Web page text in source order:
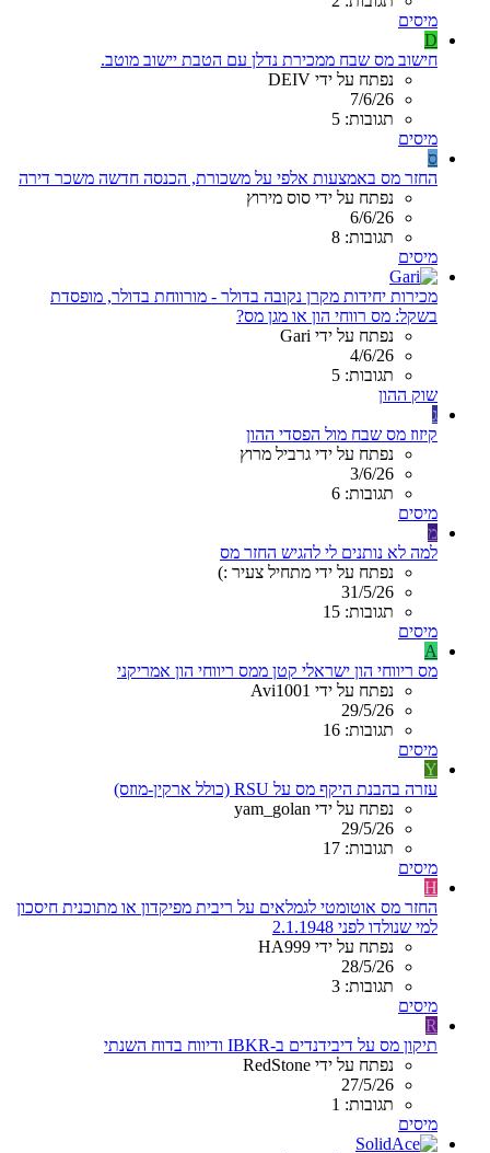
מיסים
D
חישוב מס שבח ממכירת נדלן עם הטבת יישוב מוטב.
נפתח על ידי DEIV
7/6/26
תגובות: 5
מיסים
ס
החזר מס באמצעות אלפי על משכורת, הכנסה חדשה משכר דירה
נפתח על ידי סוס מירוץ
6/6/26
תגובות: 8
מיסים
מכירות יחידות מקרן נקובה בדולר - מורווחת בדולר, מופסדת
בשקל: מס רווחי הון או מגן מס?
נפתח על ידי Gari
4/6/26
תגובות: 5
שוק ההון
ג
קיזוז מס שבח מול הפסדי ההון
נפתח על ידי גרביל מרוץ
3/6/26
תגובות: 6
מיסים
מ
למה לא נותנים לי להגיש החזר מס
נפתח על ידי מתחיל צעיר :)
31/5/26
תגובות: 15
מיסים
A
מס ריווחי הון ישראלי קטן ממס ריווחי הון אמריקני
נפתח על ידי Avi1001
29/5/26
תגובות: 16
מיסים
Y
עזרה בהבנת היקף מס על RSU (כולל ארקין-מוזס)
נפתח על ידי yam_golan
29/5/26
תגובות: 17
מיסים
H
החזר מס אוטומטי לגמלאים על ריבית מפיקדון או מתוכנית חיסכון
למי שנולדו לפני 2.1.1948
נפתח על ידי HA999
28/5/26
תגובות: 3
מיסים
R
תיקון מס על דיבידנדים ב-IBKR ודיווח בדוח השנתי
נפתח על ידי RedStone
27/5/26
תגובות: 1
מיסים